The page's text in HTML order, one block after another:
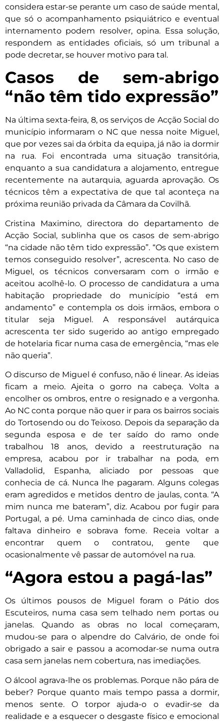
considera estar-se perante um caso de saúde mental,
que só o acompanhamento psiquiátrico e eventual
internamento podem resolver, opina. Essa solução,
respondem as entidades oficiais, só um tribunal a
pode decretar, se houver motivo para tal.
Casos de sem-abrigo
“não têm tido expressão”
Na última sexta-feira, 8, os serviços de Acção Social do
município informaram o NC que nessa noite Miguel,
que por vezes sai da órbita da equipa, já não ia dormir
na rua. Foi encontrada uma situação transitória,
enquanto a sua candidatura a alojamento, entregue
recentemente na autarquia, aguarda aprovação. Os
técnicos têm a expectativa de que tal aconteça na
próxima reunião privada da Câmara da Covilhã.
Cristina Maximino, directora do departamento de
Acção Social, sublinha que os casos de sem-abrigo
“na cidade não têm tido expressão”. “Os que existem
temos conseguido resolver”, acrescenta. No caso de
Miguel, os técnicos conversaram com o irmão e
aceitou acolhê-lo. O processo de candidatura a uma
habitação propriedade do município “está em
andamento” e contempla os dois irmãos, embora o
titular seja Miguel. A responsável autárquica
acrescenta ter sido sugerido ao antigo empregado
de hotelaria ficar numa casa de emergência, “mas ele
não queria”.
O discurso de Miguel é confuso, não é linear. As ideias
ficam a meio. Ajeita o gorro na cabeça. Volta a
encolher os ombros, entre o resignado e a vergonha.
Ao NC conta porque não quer ir para os bairros sociais
do Tortosendo ou do Teixoso. Depois da separação da
segunda esposa e de ter saído do ramo onde
trabalhou 18 anos, devido a reestruturação na
empresa, acabou por ir trabalhar na poda, em
Valladolid, Espanha, aliciado por pessoas que
conhecia de cá. Nunca lhe pagaram. Alguns colegas
eram agredidos e metidos dentro de jaulas, conta. “A
mim nunca me bateram”, diz. Acabou por fugir para
Portugal, a pé. Uma caminhada de cinco dias, onde
faltava dinheiro e sobrava fome. Receia voltar a
encontrar quem o contratou, gente que
ocasionalmente vê passar de automóvel na rua.
“Agora estou a pagá-las”
Os últimos pousos de Miguel foram o Pátio dos
Escuteiros, numa casa sem telhado nem portas ou
janelas. Quando as obras no local começaram,
mudou-se para o alpendre do Calvário, de onde foi
obrigado a sair e passou a acomodar-se numa outra
casa sem janelas nem cobertura, nas imediações.
O álcool agrava-lhe os problemas. Porque não pára de
beber? Porque quanto mais tempo passa a dormir,
menos sente. O torpor ajuda-o o evadir-se da
realidade e a esquecer o desgaste físico e emocional